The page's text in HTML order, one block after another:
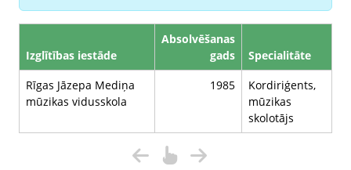
Izglītības iestāde
Absolvēšanas
gads
Specialitāte
Rīgas Jāzepa Mediņa
mūzikas vidusskola
1985
Kordiriģents,
mūzikas
skolotājs